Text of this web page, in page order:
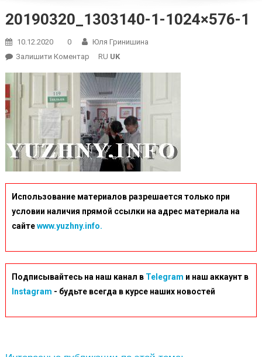
20190320_1303140-1-1024×576-1
10.12.2020 0
Юля Гринишина
Залишити КоментарOn
1-
1024×576-
1
RU UK
Использование материалов разрешается только при
условии наличия прямой ссылки на адрес материала на
сайтеwww.yuzhny.info.
Подписывайтесь на наш канал в Telegram и наш аккаунт в
Instagram - будьте всегда в курсе наших новостей